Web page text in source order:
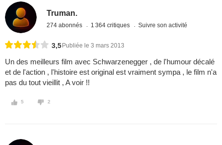
Truman.
274 abonnés 1 364 critiques Suivre son activité
3,5 Publiée le 3 mars 2013
Un des meilleurs film avec Schwarzenegger , de l'humour décalé
et de l'action , l'histoire est original est vraiment sympa , le film n'a
pas du tout vieillit , A voir !!
5 2